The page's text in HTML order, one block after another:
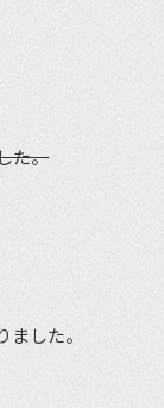
た。
した。